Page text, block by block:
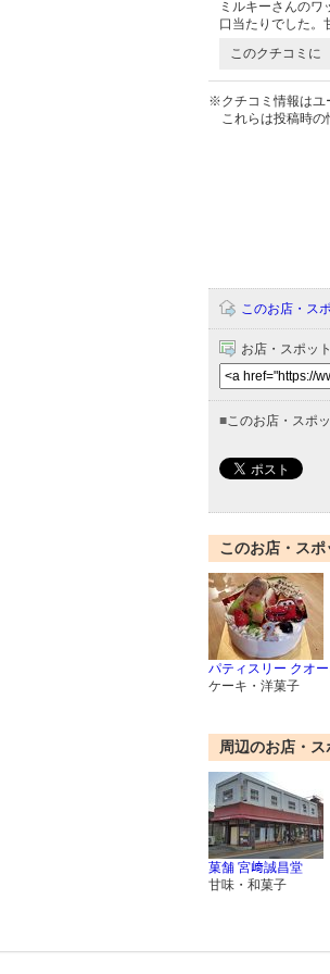
ミルキーさんの
口当たりでした。
このクチコミに
※クチコミ情報はユ
これらは投稿時の
このお店・ス
お店・スポッ
■このお店・スポ
このお店・ス
パティスリー クオ
ケーキ・洋菓子
周辺のお店・ス
菓舗 宮﨑誠昌堂
甘味・和菓子